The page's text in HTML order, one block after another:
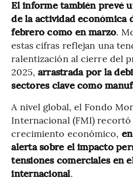
El informe también prevé
de la actividad económica
febrero como en marzo.
estas cifras reflejan una
ralentización al cierre del
2025, arrastrada por la
sectores clave como
A nivel global, el Fondo
Internacional (FMI)
crecimiento económico,
alerta sobre el impacto
tensiones comerciales en
internacional.